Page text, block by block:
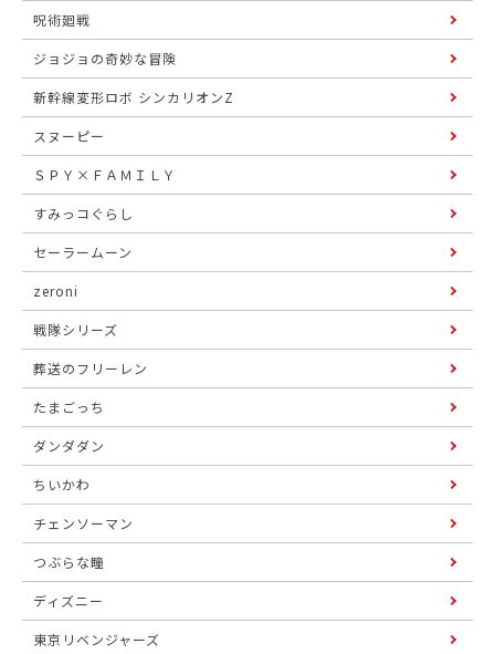
呪術廻戦
ジョジョの奇妙な冒険
新幹線変形ロボ シンカリオンZ
スヌーピー
ＳＰＹ×ＦＡＭＩＬＹ
すみっコぐらし
セーラームーン
zeroni
戦隊シリーズ
葬送のフリーレン
たまごっち
ダンダダン
ちいかわ
チェンソーマン
つぶらな瞳
ディズニー
東京リベンジャーズ